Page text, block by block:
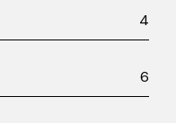
4
6